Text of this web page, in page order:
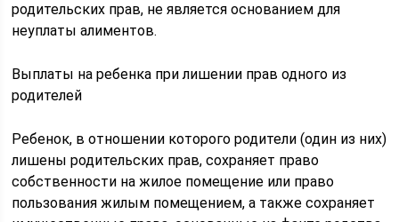
родительских прав, не является основанием для
неуплаты алиментов.
Выплаты на ребенка при лишении прав одного из
родителей
Ребенок, в отношении которого родители (один из них)
лишены родительских прав, сохраняет право
собственности на жилое помещение или право
пользования жилым помещением, а также сохраняет